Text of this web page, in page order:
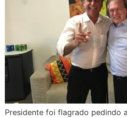
Presidente foi flagrado pedindo